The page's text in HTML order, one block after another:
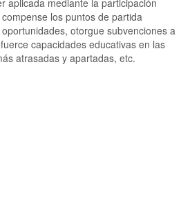
aplicada mediante la participación
los puntos de partida
otorgue subvenciones a
capacidades educativas en las
atrasadas y apartadas, etc.